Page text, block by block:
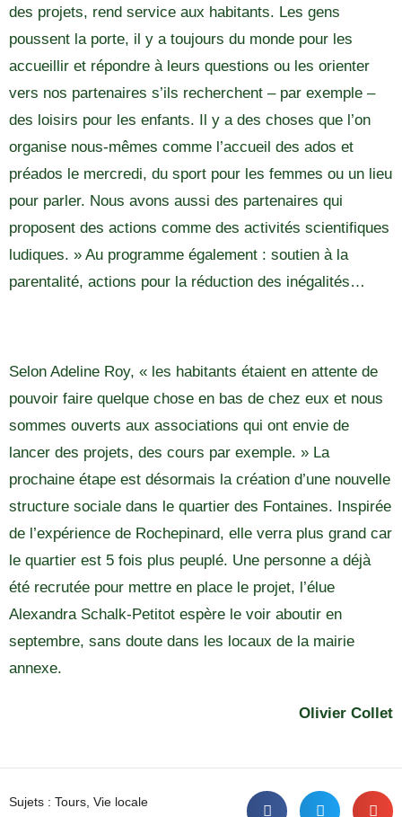
des projets, rend service aux habitants. Les gens
poussent la porte, il y a toujours du monde pour les
accueillir et répondre à leurs questions ou les orienter
vers nos partenaires s’ils recherchent – par exemple –
des loisirs pour les enfants. Il y a des choses que l’on
organise nous-mêmes comme l’accueil des ados et
préados le mercredi, du sport pour les femmes ou un lieu
pour parler. Nous avons aussi des partenaires qui
proposent des actions comme des activités scientifiques
ludiques. » Au programme également : soutien à la
parentalité, actions pour la réduction des inégalités…
Selon Adeline Roy, « les habitants étaient en attente de
pouvoir faire quelque chose en bas de chez eux et nous
sommes ouverts aux associations qui ont envie de
lancer des projets, des cours par exemple. » La
prochaine étape est désormais la création d’une nouvelle
structure sociale dans le quartier des Fontaines. Inspirée
de l’expérience de Rochepinard, elle verra plus grand car
le quartier est 5 fois plus peuplé. Une personne a déjà
été recrutée pour mettre en place le projet, l’élue
Alexandra Schalk-Petitot espère le voir aboutir en
septembre, sans doute dans les locaux de la mairie
annexe.
Olivier Collet
Sujets : Tours Vie locale